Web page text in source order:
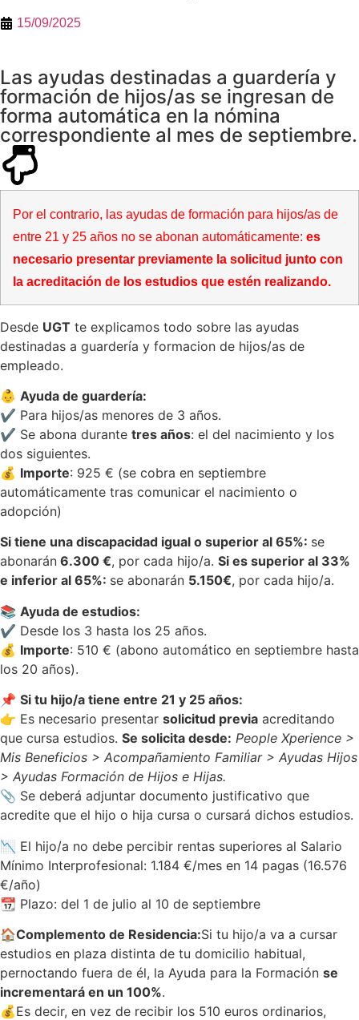
15/09/2025
Las ayudas destinadas a guardería y
formación de hijos/as se ingresan de
forma automática en la nómina
correspondiente al mes de septiembre.
Por el contrario, las ayudas de formación para hijos/as de
entre 21 y 25 años no se abonan automáticamente: es
necesario presentar previamente la solicitud junto con
la acreditación de los estudios que estén realizando.
Desde UGT te explicamos todo sobre las ayudas
destinadas a guardería y formacion de hijos/as de
empleado.
👶 Ayuda de guardería:
✔️ Para hijos/as menores de 3 años.
✔️ Se abona durante tres años: el del nacimiento y los
dos siguientes.
💰 Importe: 925 € (se cobra en septiembre
automáticamente tras comunicar el nacimiento o
adopción)
Si tiene una discapacidad igual o superior al 65%: se
abonarán 6.300 €, por cada hijo/a. Si es superior al 33%
e inferior al 65%: se abonarán 5.150€, por cada hijo/a.
📚 Ayuda de estudios:
✔️ Desde los 3 hasta los 25 años.
💰 Importe: 510 € (abono automático en septiembre hasta
los 20 años).
📌 Si tu hijo/a tiene entre 21 y 25 años:
👉 Es necesario presentar solicitud previa acreditando
que cursa estudios. Se solicita desde: People Xperience >
Mis Beneficios > Acompañamiento Familiar > Ayudas Hijos
> Ayudas Formación de Hijos e Hijas.
📎 Se deberá adjuntar documento justificativo que
acredite que el hijo o hija cursa o cursará dichos estudios.
📉 El hijo/a no debe percibir rentas superiores al Salario
Mínimo Interprofesional: 1.184 €/mes en 14 pagas (16.576
€/año)
📆 Plazo: del 1 de julio al 10 de septiembre
🏠Complemento de Residencia:Si tu hijo/a va a cursar
estudios en plaza distinta de tu domicilio habitual,
pernoctando fuera de él, la Ayuda para la Formación se
incrementará en un 100%.
💰Es decir, en vez de recibir los 510 euros ordinarios,